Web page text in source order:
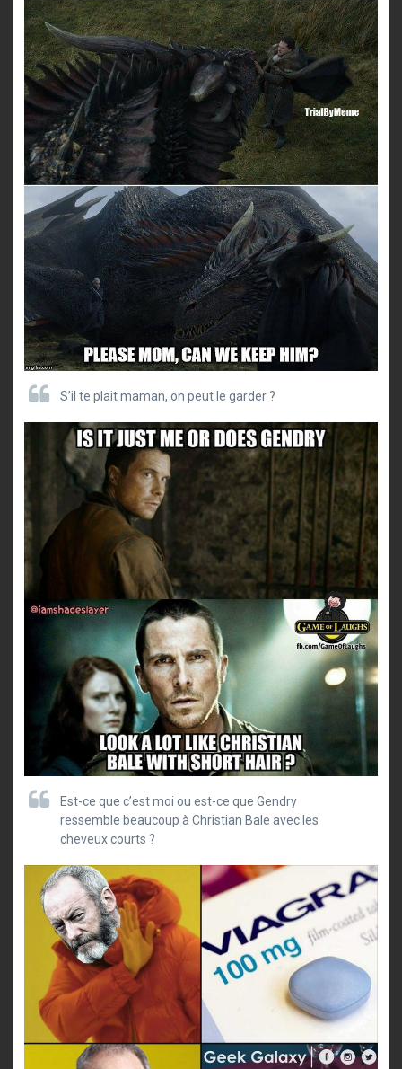
S’il te plait maman, on peut le garder ?
Est-ce que c’est moi ou est-ce que Gendry
ressemble beaucoup à Christian Bale avec les
cheveux courts ?